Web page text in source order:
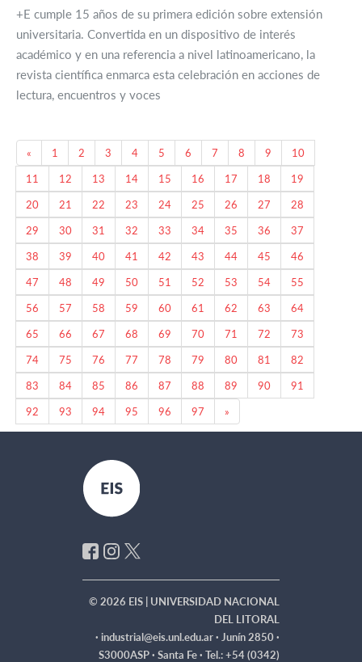
+E cumple 15 años de su primera edición sobre extensión
universitaria. Convertida en un dispositivo de interés
académico y en una referencia a nivel latinoamericano, la
revista científica enmarca esta celebración en acciones de
lectura, encuentros y voces
« Previous
1 2 3 4 5 6 7 8 9
10
11
12 13 14 15 16 17 18
19
20
21 22 23 24 25 26 27
28
29
30 31 32 33 34 35 36
37
38
39 40 41 42 43 44 45
46
47
48 49 50 51 52 53 54
55
56
57 58 59 60 61 62 63
64
65
66 67 68 69 70 71 72
73
74
75 76 77 78 79 80 81
82
83
84 85 86 87 88 89 90
91
92
93 94 95 96 97 »
© 2026 EIS | UNIVERSIDAD NACIONAL
DEL LITORAL
·industrial@eis.unl.edu.ar · Junín 2850 ·
S3000ASP · Santa Fe · Tel.: +54 (0342)